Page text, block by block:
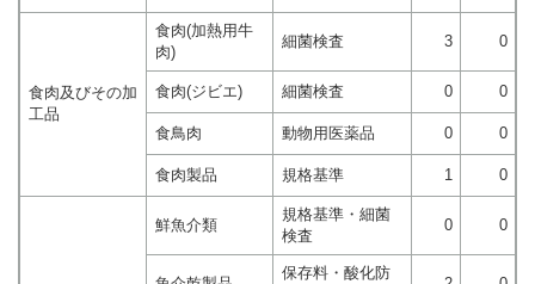
食肉及びその加
工品
食肉(加熱用牛
肉)
細菌検査 3 0
食肉(ジビエ) 細菌検査 0 0
食鳥肉 動物用医薬品 0 0
食肉製品 規格基準 1 0
鮮魚介類
規格基準・細菌
検査
0 0
保存料・酸化防